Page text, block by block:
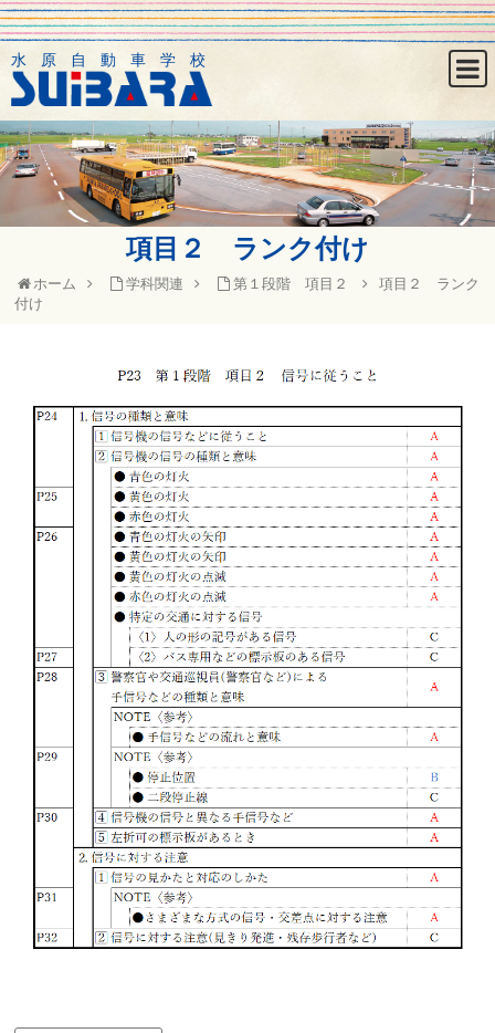
水原自動車学校
項目２ ランク付け
ホーム 学科関連 第１段階 項目２
項目２ ランク
付け